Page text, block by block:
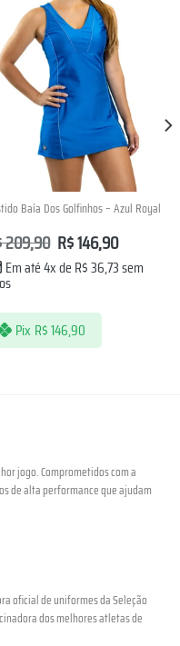
Baía Dos Golfinhos – Azul Royal
209,90 R$146,90
Em até 4x de R$36,73sem
Pix R$146,90
jogo. Comprometidos com a
de alta performance que ajudam
oficial de uniformes da Seleção
dos melhores atletas de